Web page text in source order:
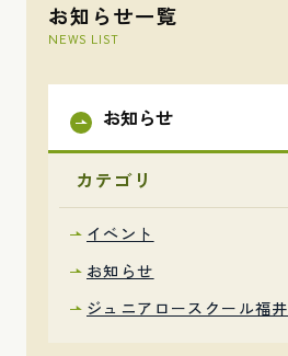
お知らせ一覧
NEWS LIST
お知らせ
カテゴリ
イベント
お知らせ
ジュニアロースクール福井